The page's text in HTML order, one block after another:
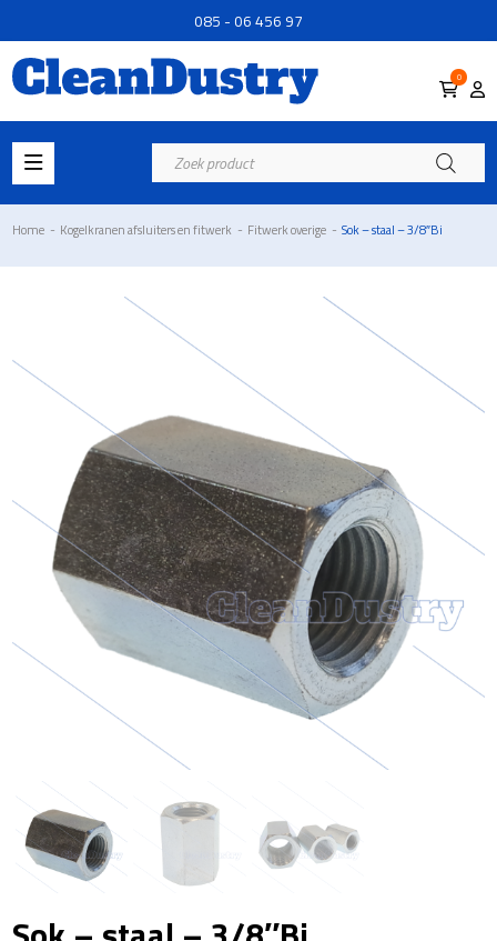
085 - 06 456 97
0
Producten
zoeken
Home - Kogelkranen afsluiters en fitwerk - Fitwerk overige - Sok – staal – 3/8″Bi